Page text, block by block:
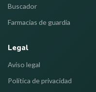
Buscador
Farmacias de guardia
Legal
Aviso legal
Política de privacidad